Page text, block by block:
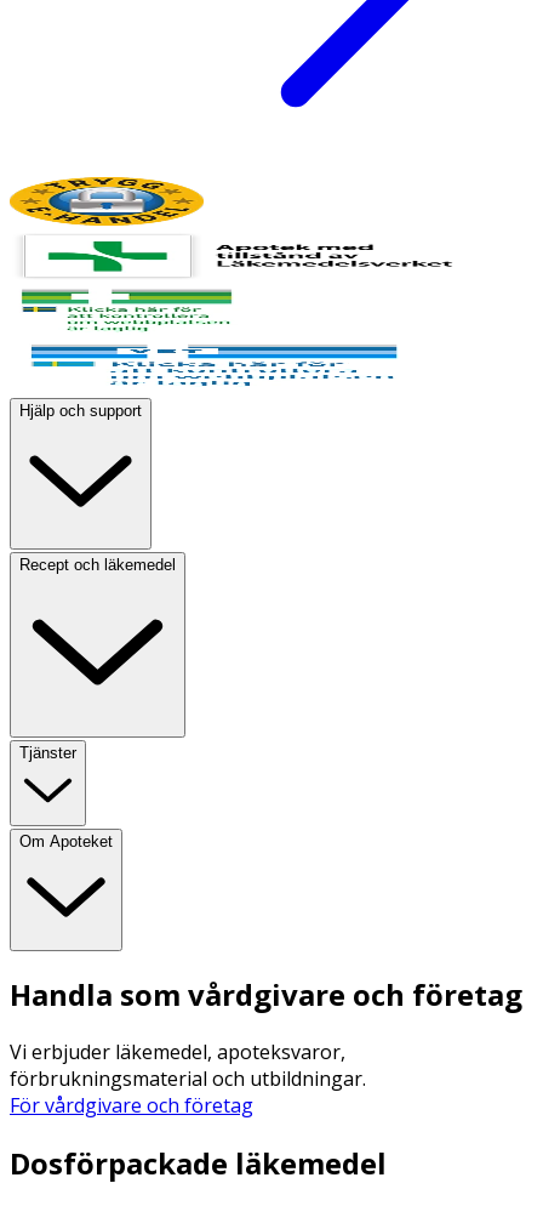
Hjälp och support
Recept och läkemedel
Tjänster
Om Apoteket
Handla som vårdgivare och företag
Vi erbjuder läkemedel, apoteksvaror,
förbrukningsmaterial och utbildningar.
För vårdgivare och företag
Dosförpackade läkemedel